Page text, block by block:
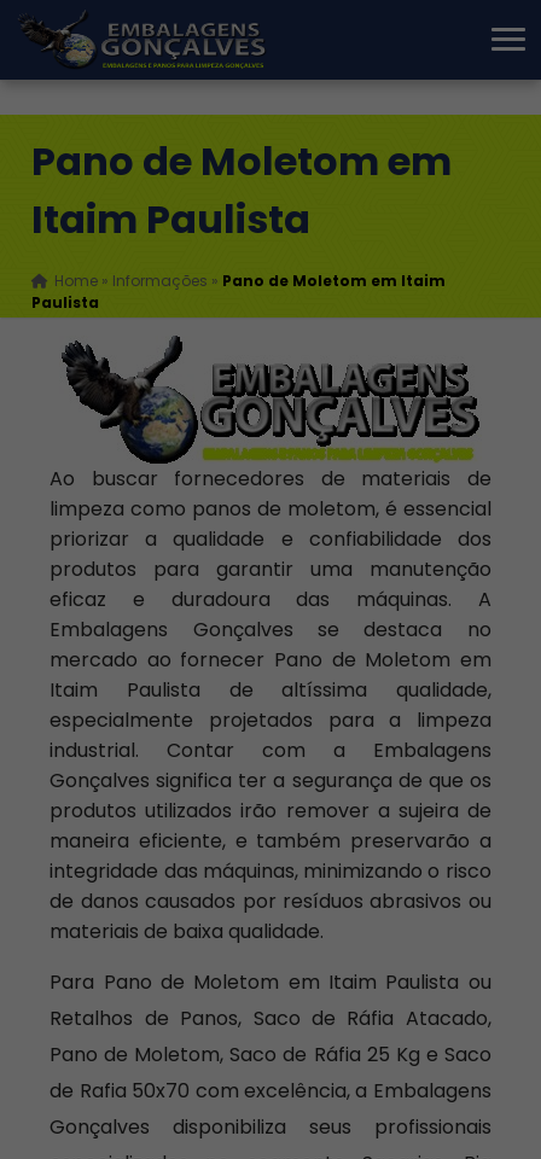
Pano de Moletom em
Itaim Paulista
Home » Informações » Pano de Moletom em Itaim
Paulista
Ao buscar fornecedores de materiais de
limpeza como panos de moletom, é essencial
priorizar a qualidade e confiabilidade dos
produtos para garantir uma manutenção
eficaz e duradoura das máquinas. A
Embalagens Gonçalves se destaca no
mercado ao fornecer Pano de Moletom em
Itaim Paulista de altíssima qualidade,
especialmente projetados para a limpeza
industrial. Contar com a Embalagens
Gonçalves significa ter a segurança de que os
produtos utilizados irão remover a sujeira de
maneira eficiente, e também preservarão a
integridade das máquinas, minimizando o risco
de danos causados por resíduos abrasivos ou
materiais de baixa qualidade.
Para Pano de Moletom em Itaim Paulista ou
Retalhos de Panos, Saco de Ráfia Atacado,
Pano de Moletom, Saco de Ráfia 25 Kg e Saco
de Rafia 50x70 com excelência, a Embalagens
Gonçalves disponibiliza seus profissionais